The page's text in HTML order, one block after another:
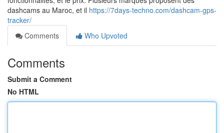
dashcams au Maroc, et il https://7days-techno.com/dashcam-gps-
tracker/
Comments
Who Upvoted
Comments
Submit a Comment
No HTML